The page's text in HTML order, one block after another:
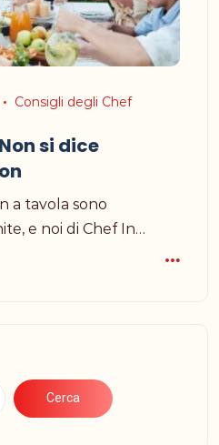
Consigli degli Chef
si dice
a tavola sono
e noi di Chef In…
Cerca